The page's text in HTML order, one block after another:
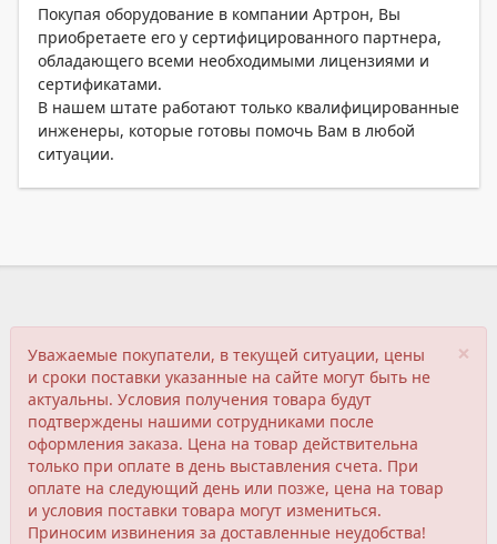
Покупая оборудование в компании Артрон, Вы
приобретаете его у сертифицированного партнера,
обладающего всеми необходимыми лицензиями и
сертификатами.
В нашем штате работают только квалифицированные
инженеры, которые готовы помочь Вам в любой
ситуации.
×
Уважаемые покупатели, в текущей ситуации, цены
и сроки поставки указанные на сайте могут быть не
актуальны. Условия получения товара будут
подтверждены нашими сотрудниками после
оформления заказа. Цена на товар действительна
только при оплате в день выставления счета. При
оплате на следующий день или позже, цена на товар
и условия поставки товара могут измениться.
Приносим извинения за доставленные неудобства!